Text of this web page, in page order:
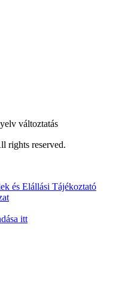
változtatás
rights reserved.
és Elállási Tájékoztató
itt